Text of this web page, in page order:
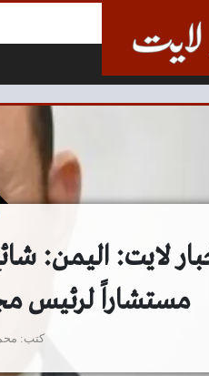
لايت: اليمن:
مستشاراً لرئيس
كتب